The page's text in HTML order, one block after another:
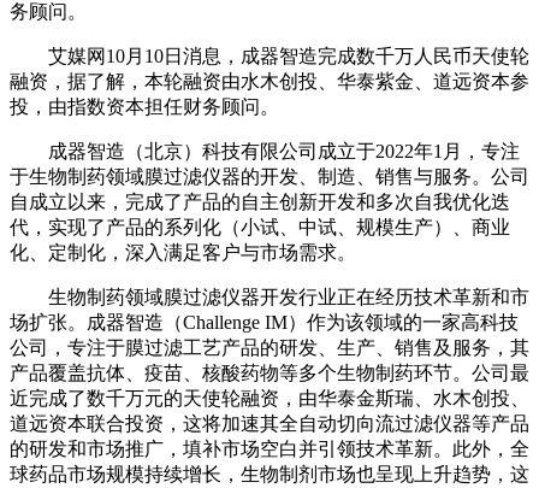
务顾问。
艾媒网10月10日消息，成器智造完成数千万人民币天使轮
融资，据了解，本轮融资由水木创投、华泰紫金、道远资本参
投，由指数资本担任财务顾问。
成器智造（北京）科技有限公司成立于2022年1月，专注
于生物制药领域膜过滤仪器的开发、制造、销售与服务。公司
自成立以来，完成了产品的自主创新开发和多次自我优化迭
代，实现了产品的系列化（小试、中试、规模生产）、商业
化、定制化，深入满足客户与市场需求。
生物制药领域膜过滤仪器开发行业正在经历技术革新和市
场扩张。成器智造（Challenge IM）作为该领域的一家高科技
公司，专注于膜过滤工艺产品的研发、生产、销售及服务，其
产品覆盖抗体、疫苗、核酸药物等多个生物制药环节。公司最
近完成了数千万元的天使轮融资，由华泰金斯瑞、水木创投、
道远资本联合投资，这将加速其全自动切向流过滤仪器等产品
的研发和市场推广，填补市场空白并引领技术革新。此外，全
球药品市场规模持续增长，生物制剂市场也呈现上升趋势，这